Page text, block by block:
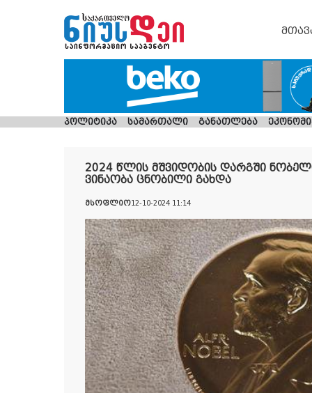
პოლიტიკა სამართალი განათლება
2024 წლის მშვიდობის დარგში
ვინაობა ცნობილი გახდა
მსოფლიო12-10-2024 11:14